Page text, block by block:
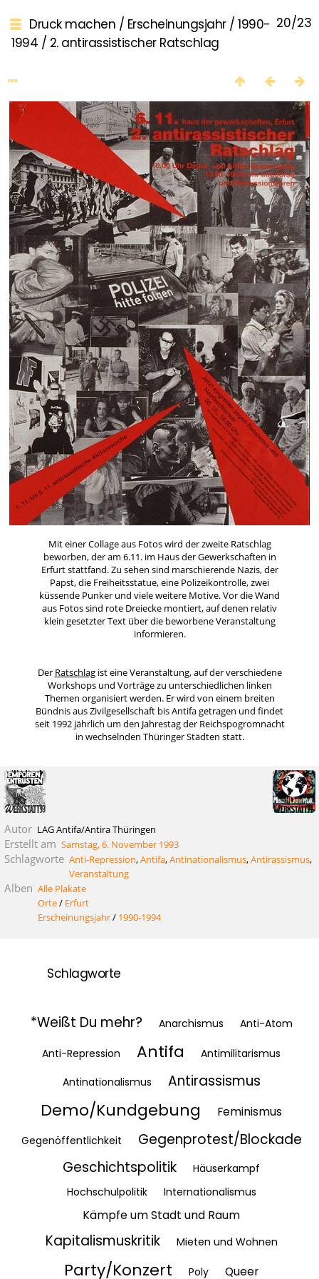
20/23
Druck machen / Erscheinungsjahr/ 1990-
1994 / 2. antirassistischer Ratschlag
Mit einer Collage aus Fotos wird der zweite Ratschlag
beworben, der am 6.11. im Haus der Gewerkschaften in
Erfurt stattfand. Zu sehen sind marschierende Nazis, der
Papst, die Freiheitsstatue, eine Polizeikontrolle, zwei
küssende Punker und viele weitere Motive. Vor die Wand
aus Fotos sind rote Dreiecke montiert, auf denen relativ
klein gesetzter Text über die beworbene Veranstaltung
informieren.
Der Ratschlagist eine Veranstaltung, auf der verschiedene
Workshops und Vorträge zu unterschiedlichen linken
Themen organisiert werden. Er wird von einem breiten
Bündnis aus Zivilgesellschaft bis Antifa getragen und findet
seit 1992 jährlich um den Jahrestag der Reichspogromnacht
in wechselnden Thüringer Städten statt.
Autor LAG Antifa/Antira Thüringen
Erstellt am Samstag, 6. November 1993
Schlagworte Anti-Repression,Antifa,Antinationalismus,Antirassismus,
Veranstaltung
Alben Alle Plakate
Orte/ Erfurt
Erscheinungsjahr/ 1990-1994
Schlagworte
*Weißt Du mehr? Anarchismus Anti-Atom
Anti-Repression Antifa
Antimilitarismus
Antinationalismus
Antirassismus
Demo/Kundgebung Feminismus
Gegenöffentlichkeit
Gegenprotest/Blockade
Geschichtspolitik
Häuserkampf
Hochschulpolitik
Internationalismus
Kämpfe um Stadt und Raum
Kapitalismuskritik Mieten und Wohnen
Party/Konzert Poly Queer